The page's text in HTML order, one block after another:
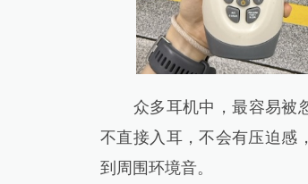
众多耳机中，最容易被
不直接入耳，不会有压迫感
到周围环境音。